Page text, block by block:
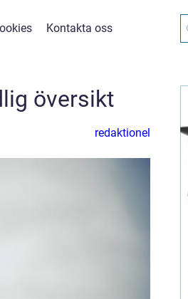
Kontakta oss
översikt
redaktionel